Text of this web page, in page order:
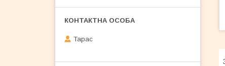
Тарас